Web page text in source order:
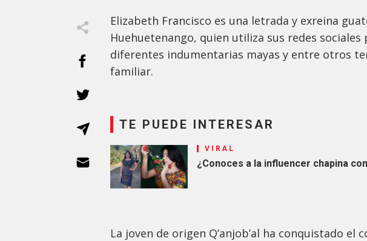
Elizabeth Francisco es una letrada y exreina
Huehuetenango, quien utiliza sus redes
diferentes indumentarias mayas y entre otros
familiar.
TE PUEDE INTERESAR
VIRAL
¿Conoces a la influencer chapina
La joven de origen Q’anjob’al ha conquistado el